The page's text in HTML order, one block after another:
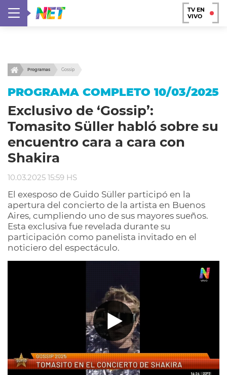
TV EN
VIVO
Programas Gossip
PROGRAMA COMPLETO 10/03/2025
Exclusivo de ‘Gossip’:
Tomasito Süller habló sobre su
encuentro cara a cara con
Shakira
10.03.2025 15:59 HS
El exesposo de Guido Süller participó en la
apertura del concierto de la artista en Buenos
Aires, cumpliendo uno de sus mayores sueños.
Esta exclusiva fue revelada durante su
participación como panelista invitado en el
noticiero del espectáculo.